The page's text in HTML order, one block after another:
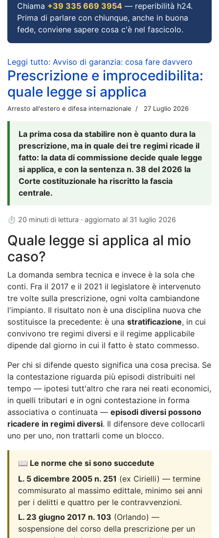
Chiama +39 335 669 3954 — reperibilità h24.
Prima di parlare con chiunque, anche in buona
fede, conviene sapere cosa c'è nel fascicolo.
Leggi tutto: Avviso di garanzia: cosa fare davvero
Prescrizione e improcedibilita:
quale legge si applica
Arresto all'estero e difesa internazionale 27 Luglio 2026
La prima cosa da stabilire non è quanto dura la
prescrizione, ma in quale dei tre regimi ricade il
fatto: la data di commissione decide quale legge
si applica, e con la sentenza n. 38 del 2026 la
Corte costituzionale ha riscritto la fascia
centrale.
⏱ 20 minuti di lettura · aggiornato al 31 luglio 2026
Quale legge si applica al mio
caso?
La domanda sembra tecnica e invece è la sola che
conti. Fra il 2017 e il 2021 il legislatore è intervenuto
tre volte sulla prescrizione, ogni volta cambiandone
l'impianto. Il risultato non è una disciplina nuova che
sostituisce la precedente: è una stratificazione, in cui
convivono tre regimi diversi e il regime applicabile
dipende dal giorno in cui il fatto è stato commesso.
Per chi si difende questo significa una cosa precisa. Se
la contestazione riguarda più episodi distribuiti nel
tempo — ipotesi tutt'altro che rara nei reati economici,
in quelli tributari e in ogni contestazione in forma
associativa o continuata — episodi diversi possono
ricadere in regimi diversi. Il difensore deve collocarli
uno per uno, non trattarli come un blocco.
📖 Le norme che si sono succedute
L. 5 dicembre 2005 n. 251 (ex Cirielli) — termine
commisurato al massimo edittale, minimo sei anni
per i delitti e quattro per le contravvenzioni.
L. 23 giugno 2017 n. 103 (Orlando) —
sospensione del corso della prescrizione per un